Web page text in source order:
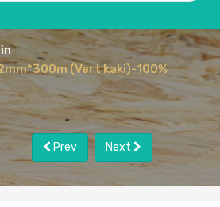
(Vert kaki)-100%
Prev Next